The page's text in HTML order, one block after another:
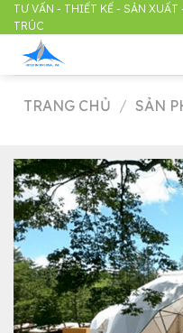
Skip
to
content
TƯ VẤN - THIẾT KẾ - SẢN
TRÚC
TRANG CHỦ / SẢN